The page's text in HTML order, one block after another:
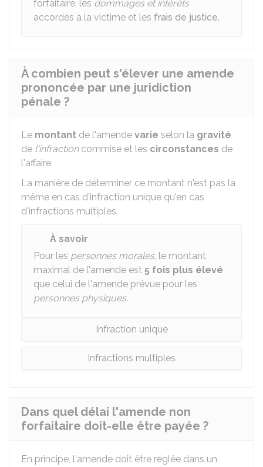
forfaitaire, les dommages et intérêts
accordés à la victime et les frais de justice.
À combien peut s'élever une amende
prononcée par une juridiction
pénale ?
Le montant de l'amende varie selon la gravité
de l'infractioncommise et les circonstances de
l'affaire.
La manière de déterminer ce montant n'est pas la
même en cas d'infraction unique qu'en cas
d'infractions multiples.
À savoir
Pour les personnes morales, le montant
maximal de l'amende est 5 fois plus élevé
que celui de l'amende prévue pour les
personnes physiques.
Infraction unique
Infractions multiples
Dans quel délai l'amende non
forfaitaire doit-elle être payée ?
En principe, l'amende doit être réglée dans un